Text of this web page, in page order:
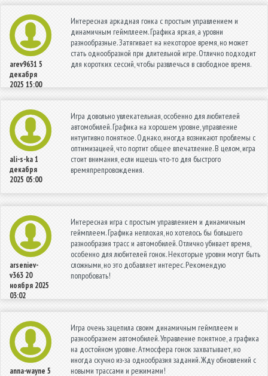
arev9631 5
декабря
2025 15:00
Интересная аркадная гонка с простым управлением и
динамичным геймплеем. Графика яркая, а уровни
разнообразные. Затягивает на некоторое время, но может
стать однообразной при длительной игре. Отлично подходит
для коротких сессий, чтобы развлечься в свободное время.
ali-s-ka1
декабря
2025 05:00
Игра довольно увлекательная, особенно для любителей
автомобилей. Графика на хорошем уровне, управление
интуитивно понятное. Однако, иногда возникают проблемы с
оптимизацией, что портит общее впечатление. В целом, игра
стоит внимания, если ищешь что-то для быстрого
времяпрепровождения.
arseniev-
v363 20
ноября 2025
03:02
Интересная игра с простым управлением и динамичным
геймплеем. Графика неплохая, но хотелось бы большего
разнообразия трасс и автомобилей. Отлично убивает время,
особенно для любителей гонок. Некоторые уровни могут быть
сложными, но это добавляет интерес. Рекомендую
попробовать!
anna-wayne 5
Игра очень зацепила своим динамичным геймплеем и
разнообразием автомобилей. Управление понятное, а графика
на достойном уровне. Атмосфера гонок захватывает, но
иногда скучно из-за однообразия заданий. Жду обновлений с
новыми трассами и режимами!